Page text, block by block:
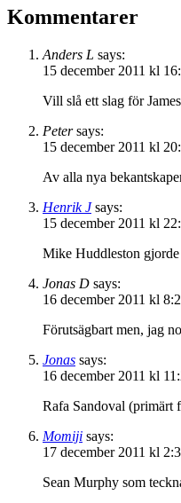
Kommentarer
Anders L says:
15 december 2011 kl
Vill slå ett slag för
Peter says:
15 december 2011 kl
Av alla nya
Henrik J says:
15 december 2011 kl
Mike Huddleston
Jonas D says:
16 december 2011 kl
Förutsägbart men, jag
Jonas says:
16 december 2011 kl
Rafa Sandoval (primärt
Momiji says:
17 december 2011 kl
Sean Murphy som